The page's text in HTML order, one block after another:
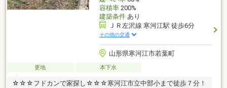
容積率200%
建築条件あり
ＪＲ左沢線 寒河江駅 徒歩6分
その他の交通
山形県寒河江市若葉町
更地 本下水
☆☆☆フドカンで家探し☆☆☆寒河江市立中部小まで徒歩７分！